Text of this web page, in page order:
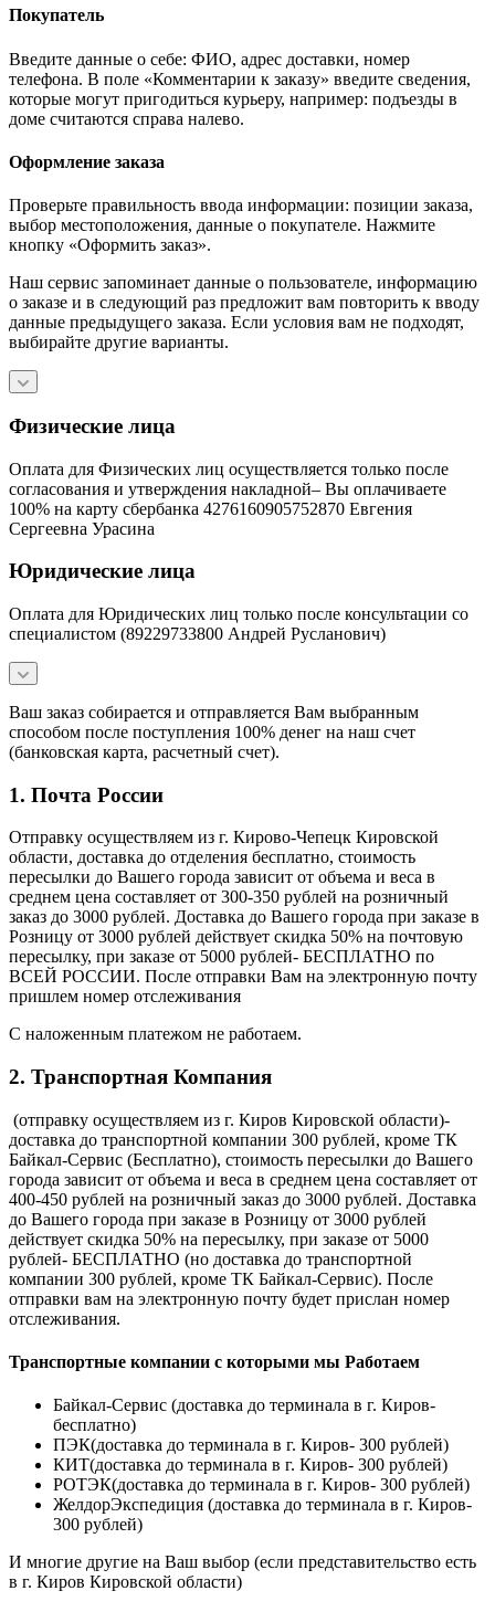
Покупатель
Введите данные о себе: ФИО, адрес доставки, номер
телефона. В поле «Комментарии к заказу» введите сведения,
которые могут пригодиться курьеру, например: подъезды в
доме считаются справа налево.
Оформление заказа
Проверьте правильность ввода информации: позиции заказа,
выбор местоположения, данные о покупателе. Нажмите
кнопку «Оформить заказ».
Наш сервис запоминает данные о пользователе, информацию
о заказе и в следующий раз предложит вам повторить к вводу
данные предыдущего заказа. Если условия вам не подходят,
выбирайте другие варианты.
Физические лица
Оплата для Физических лиц осуществляется только после
согласования и утверждения накладной– Вы оплачиваете
100% на карту сбербанка 4276160905752870 Евгения
Сергеевна Урасина
Юридические лица
Оплата для Юридических лиц только после консультации со
специалистом (89229733800 Андрей Русланович)
Ваш заказ собирается и отправляется Вам выбранным
способом после поступления 100% денег на наш счет
(банковская карта, расчетный счет).
1. Почта России
Отправку осуществляем из г. Кирово-Чепецк Кировской
области, доставка до отделения бесплатно, стоимость
пересылки до Вашего города зависит от объема и веса в
среднем цена составляет от 300-350 рублей на розничный
заказ до 3000 рублей. Доставка до Вашего города при заказе в
Розницу от 3000 рублей действует скидка 50% на почтовую
пересылку, при заказе от 5000 рублей- БЕСПЛАТНО по
ВСЕЙ РОССИИ. После отправки Вам на электронную почту
пришлем номер отслеживания
С наложенным платежом не работаем.
2. Транспортная Компания
(отправку осуществляем из г. Киров Кировской области)-
доставка до транспортной компании 300 рублей, кроме ТК
Байкал-Сервис (Бесплатно), стоимость пересылки до Вашего
города зависит от объема и веса в среднем цена составляет от
400-450 рублей на розничный заказ до 3000 рублей. Доставка
до Вашего города при заказе в Розницу от 3000 рублей
действует скидка 50% на пересылку, при заказе от 5000
рублей- БЕСПЛАТНО (но доставка до транспортной
компании 300 рублей, кроме ТК Байкал-Сервис). После
отправки вам на электронную почту будет прислан номер
отслеживания.
Транспортные компании с которыми мы Работаем
Байкал-Сервис (доставка до терминала в г. Киров-
бесплатно)
ПЭК(доставка до терминала в г. Киров- 300 рублей)
КИТ(доставка до терминала в г. Киров- 300 рублей)
РОТЭК(доставка до терминала в г. Киров- 300 рублей)
ЖелдорЭкспедиция (доставка до терминала в г. Киров-
300 рублей)
И многие другие на Ваш выбор (если представительство есть
в г. Киров Кировской области)